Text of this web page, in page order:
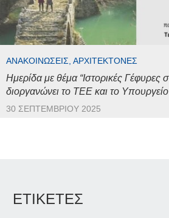
ΑΝΑΚΟΙΝΏΣΕΙΣ, ΑΡΧΙΤΈΚΤΟΝΕΣ
Ημερίδα με θέμα “Ιστορικές Γέφυρες
διοργανώνει το ΤΕΕ και το
30 ΣΕΠΤΕΜΒΡΊΟΥ 2025
ΕΤΙΚΕΤΕΣ